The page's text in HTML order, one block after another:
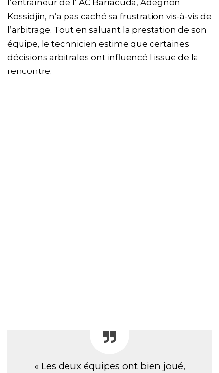
l’entraîneur de l’ AC Barracuda, Adegnon
Kossidjin, n’a pas caché sa frustration vis-à-vis de
l’arbitrage. Tout en saluant la prestation de son
équipe, le technicien estime que certaines
décisions arbitrales ont influencé l’issue de la
rencontre.
« Les deux équipes ont bien joué,